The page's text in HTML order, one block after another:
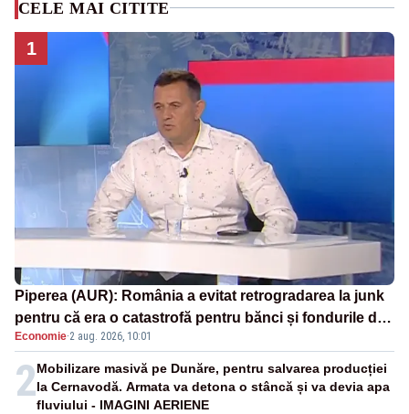
CELE MAI CITITE
1
Piperea (AUR): România a evitat retrogradarea la junk
pentru că era o catastrofă pentru bănci și fondurile de
pensii
Economie·2 aug. 2026, 10:01
2Mobilizare masivă pe Dunăre, pentru salvarea producției
la Cernavodă. Armata va detona o stâncă și va devia apa
fluviului - IMAGINI AERIENE